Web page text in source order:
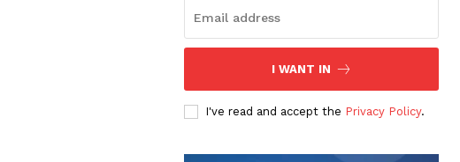
I WANT IN
I've read and accept the Privacy Policy.